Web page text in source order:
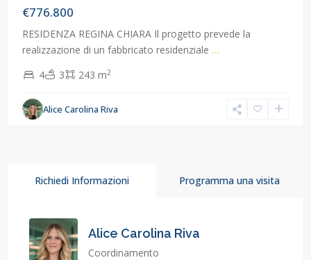
€776.800
RESIDENZA REGINA CHIARA Il progetto prevede la
realizzazione di un fabbricato residenziale …
4
3 243 m2
Alice Carolina Riva
Richiedi Informazioni Programma una visita
Alice Carolina Riva
Coordinamento